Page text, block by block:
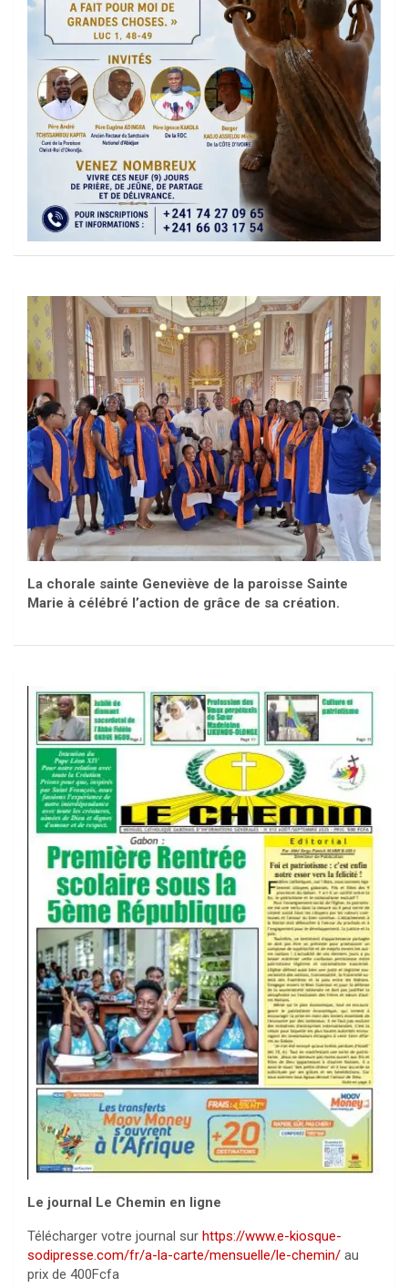
La chorale sainte Geneviève de la paroisse Sainte
Marie à célébré l’action de grâce de sa création.
Le journal Le Chemin en ligne
Télécharger votre journal sur https://www.e-kiosque-
sodipresse.com/fr/a-la-carte/mensuelle/le-chemin/ au
prix de 400Fcfa